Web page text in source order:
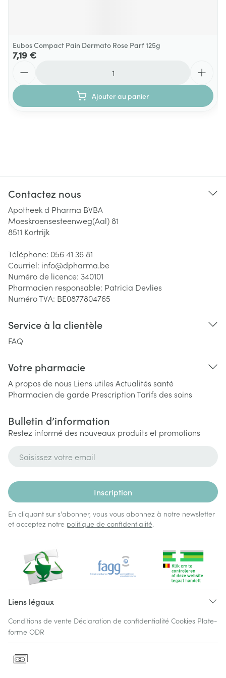
Eubos Compact Pain Dermato Rose Parf 125g
7,19 €
Ajouter au panier
Contactez nous
Apotheek d Pharma BVBA
Moeskroensesteenweg(Aal) 81
8511 Kortrijk
Téléphone: 056 41 36 81
Courriel: info@dpharma.be
Numéro de licence: 340101
Pharmacien responsable: Patricia Devlies
Numéro TVA: BE0877804765
Service à la clientèle
FAQ
Votre pharmacie
A propos de nous Liens utiles Actualités santé
Pharmacien de garde PrescriptionTarifs des soins
Bulletin d’information
Restez informé des nouveaux produits et promotions
Inscription
En cliquant sur s'abonner, vous vous abonnez à notre newsletter
et acceptez notre politique de confidentialité.
Liens légaux
Conditions de vente Déclaration de confidentialité Cookies Plate-
forme ODR